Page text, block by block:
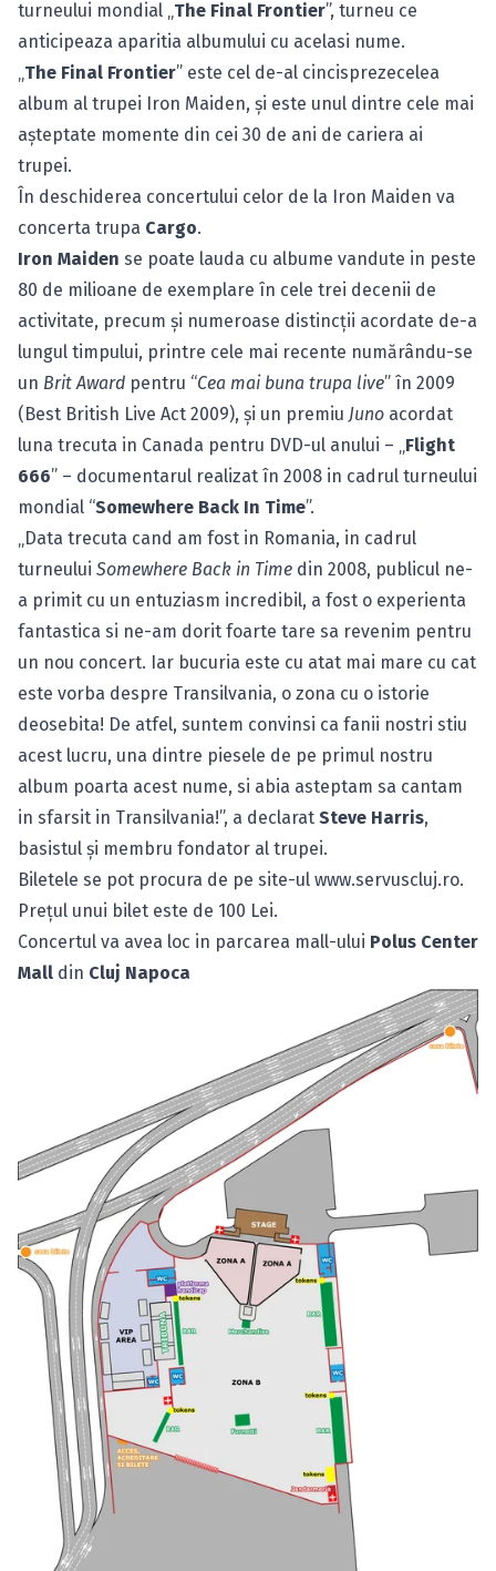
turneului mondial „The Final Frontier”, turneu ce
anticipeaza aparitia albumului cu acelasi nume.
„The Final Frontier” este cel de-al cincisprezecelea
album al trupei Iron Maiden, şi este unul dintre cele mai
aşteptate momente din cei 30 de ani de cariera ai
trupei.
În deschiderea concertului celor de la Iron Maiden va
concerta trupa Cargo.
Iron Maiden se poate lauda cu albume vandute in peste
80 de milioane de exemplare în cele trei decenii de
activitate, precum şi numeroase distincţii acordate de-a
lungul timpului, printre cele mai recente numărându-se
un Brit Award pentru “Cea mai buna trupa live” în 2009
(Best British Live Act 2009), şi un premiu Juno acordat
luna trecuta in Canada pentru DVD-ul anului – „Flight
666” – documentarul realizat în 2008 in cadrul turneului
mondial “Somewhere Back In Time”.
„Data trecuta cand am fost in Romania, in cadrul
turneului Somewhere Back in Time din 2008, publicul ne-
a primit cu un entuziasm incredibil, a fost o experienta
fantastica si ne-am dorit foarte tare sa revenim pentru
un nou concert. Iar bucuria este cu atat mai mare cu cat
este vorba despre Transilvania, o zona cu o istorie
deosebita! De atfel, suntem convinsi ca fanii nostri stiu
acest lucru, una dintre piesele de pe primul nostru
album poarta acest nume, si abia asteptam sa cantam
in sfarsit in Transilvania!”, a declarat Steve Harris,
basistul şi membru fondator al trupei.
Biletele se pot procura de pe site-ul www.servuscluj.ro.
Preţul unui bilet este de 100 Lei.
Concertul va avea loc in parcarea mall-ului Polus Center
Mall din Cluj Napoca